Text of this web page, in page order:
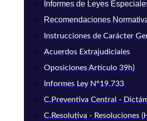
Informes de Leyes
Recomendaciones
Instrucciones de Carácter
Acuerdos Extrajudiciales
Oposiciones Artículo 39h)
Informes Ley N°19.733
C.Preventiva Central -
C.Resolutiva - Resoluciones